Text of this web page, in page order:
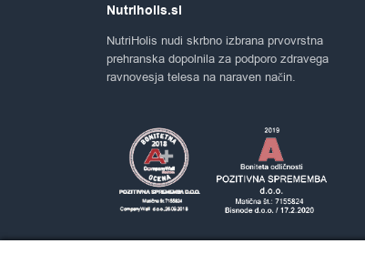
Nutriholis.si
NutriHolis nudi skrbno izbrana prvovrstna
prehranska dopolnila za podporo zdravega
ravnovesja telesa na naraven način.